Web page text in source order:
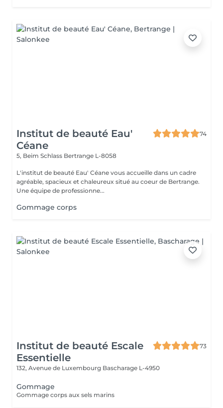
Institut de beauté Eau'
Céane
74
5, Beim Schlass Bertrange L-8058
L'institut de beauté Eau' Céane vous accueille dans un cadre
agréable, spacieux et chaleureux situé au coeur de Bertrange.
Une équipe de professionne...
Gommage corps
Institut de beauté Escale
Essentielle
73
132, Avenue de Luxembourg Bascharage L-4950
Gommage
Gommage corps aux sels marins